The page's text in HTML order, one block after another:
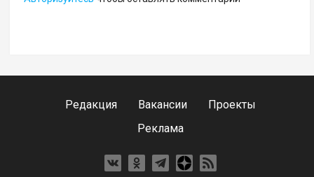
Редакция Вакансии
Проекты
Реклама